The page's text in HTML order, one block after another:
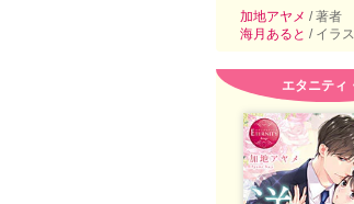
加地アヤメ / 著者
海月あると / イラ
エタニティ